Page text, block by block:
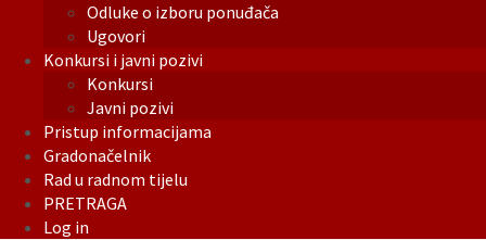
Odluke o izboru ponuđača
Ugovori
Konkursi i javni pozivi
Konkursi
Javni pozivi
Pristup informacijama
Gradonačelnik
Rad u radnom tijelu
PRETRAGA
Log in